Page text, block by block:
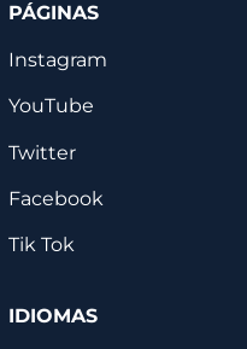
PÁGINAS
Instagram
YouTube
Twitter
Facebook
Tik Tok
IDIOMAS